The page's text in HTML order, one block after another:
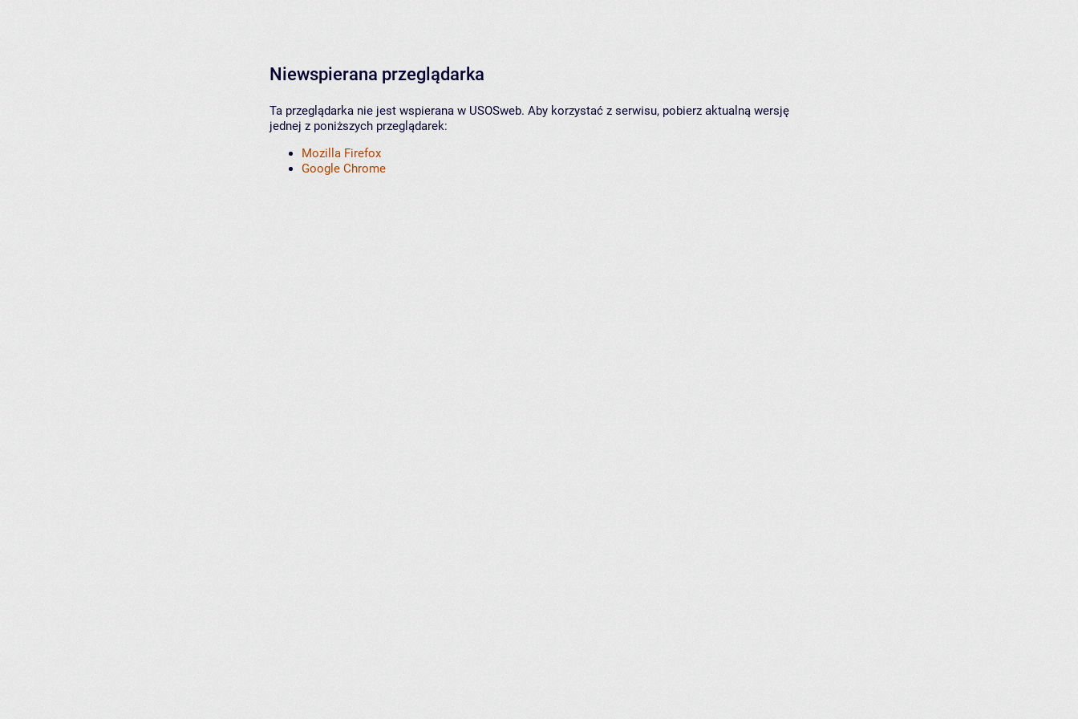
Niewspierana przeglądarka
Ta przeglądarka nie jest wspierana w USOSweb. Aby korzystać z serwisu, pobierz aktualną wersję
jednej z poniższych przeglądarek:
Mozilla Firefox
Google Chrome